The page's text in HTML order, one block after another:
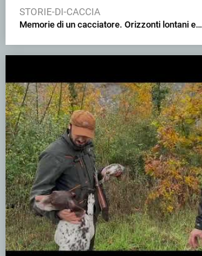
STORIE-DI-CACCIA
Memorie di un cacciatore. Orizzonti lontani